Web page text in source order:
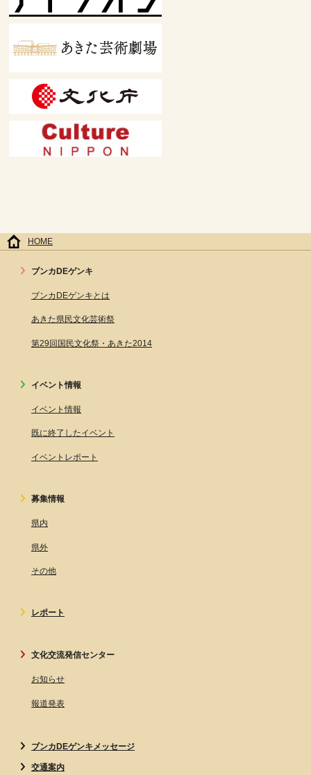
HOME
ブンカDEゲンキ
ブンカDEゲンキとは
あきた県民文化芸術祭
第29回国民文化祭・あきた2014
イベント情報
イベント情報
既に終了したイベント
イベントレポート
募集情報
県内
県外
その他
レポート
文化交流発信センター
お知らせ
報道発表
ブンカDEゲンキメッセージ
交通案内